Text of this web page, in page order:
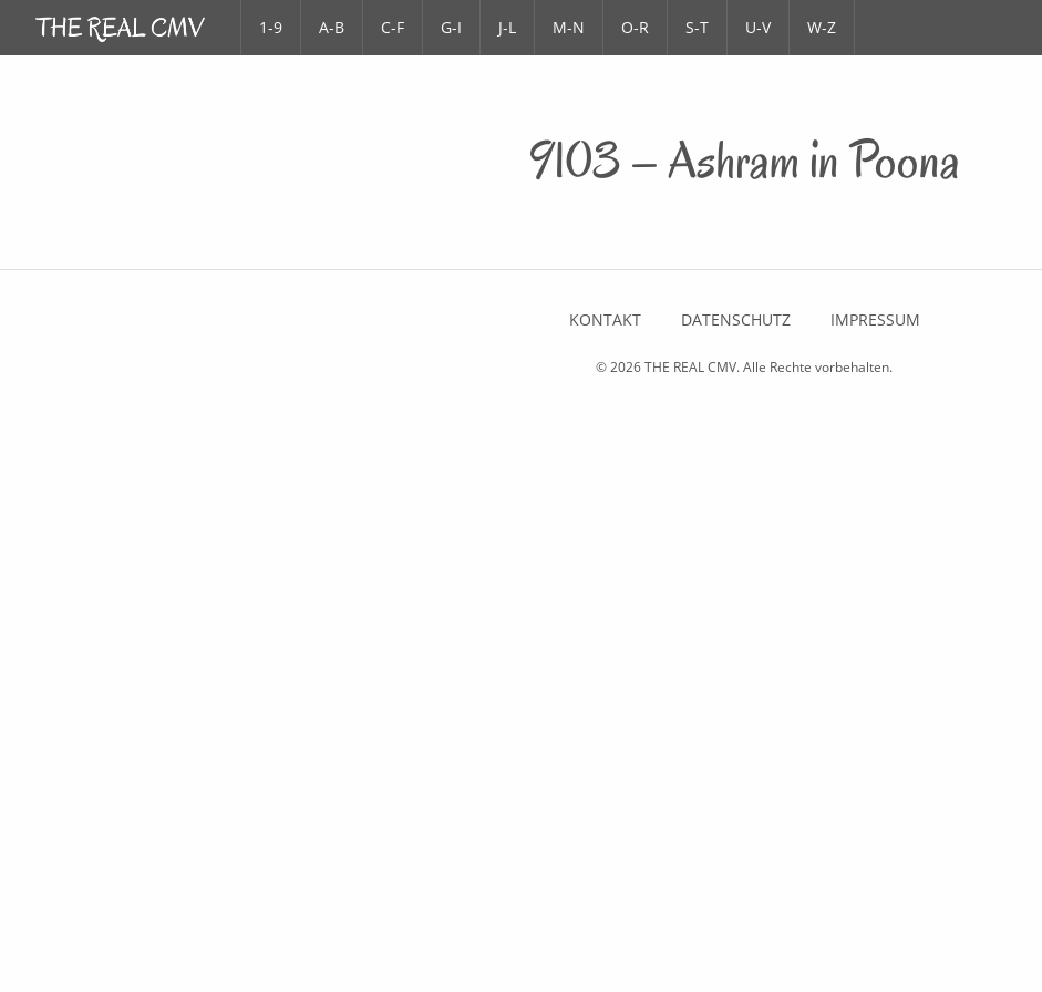
1-9 A-B C-F G-I J-L M-N O-R S-T U-V W-Z
9103 – Ashram in Poona
KONTAKT DATENSCHUTZ IMPRESSUM
© 2026THE REAL CMV. Alle Rechte vorbehalten.